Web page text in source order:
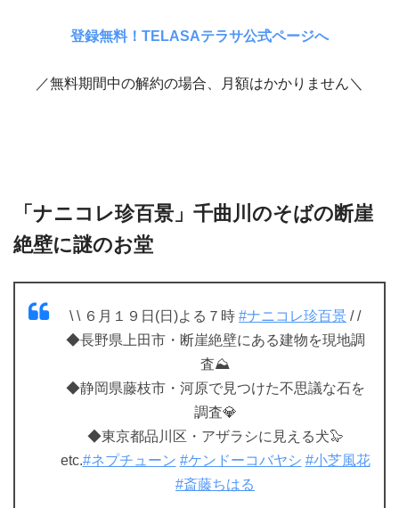
登録無料！TELASAテラサ公式ページへ
／無料期間中の解約の場合、月額はかかりません＼
「ナニコレ珍百景」千曲川のそばの断崖
絶壁に謎のお堂
\ \ ６月１９日(日)よる７時 #ナニコレ珍百景 / /
◆長野県上田市・断崖絶壁にある建物を現地調
査⛰️
◆静岡県藤枝市・河原で見つけた不思議な石を
調査💎
◆東京都品川区・アザラシに見える犬🦭
etc.#ネプチューン #ケンドーコバヤシ #小芝風花
#斎藤ちはる